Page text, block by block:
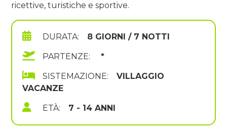
ricettive, turistiche e sportive.
DURATA: 8 GIORNI / 7 NOTTI
PARTENZE: *
SISTEMAZIONE:
VILLAGGIO
VACANZE
ETÀ: 7 - 14 ANNI